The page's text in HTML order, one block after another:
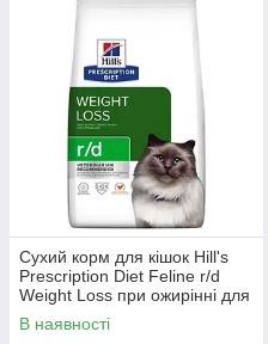
Сухий корм для кішок Hill's
Prescription Diet Feline r/d
Weight Loss при ожирінні для
зниження ваги 1.5 кг
В наявності